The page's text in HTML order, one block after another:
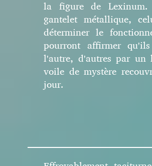
la figure de Lexinum.
gantelet métallique,
déterminer le
pourront affirmer
l'autre, d'autres par un
voile de mystère
jour.